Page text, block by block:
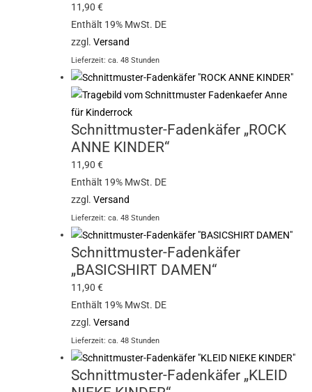
11,90€
Enthält 19% MwSt. DE
zzgl.Versand
Lieferzeit: ca. 48 Stunden
Schnittmuster-Fadenkäfer „ROCK
ANNE KINDER“
11,90€
Enthält 19% MwSt. DE
zzgl.Versand
Lieferzeit: ca. 48 Stunden
Schnittmuster-Fadenkäfer
„BASICSHIRT DAMEN“
11,90€
Enthält 19% MwSt. DE
zzgl.Versand
Lieferzeit: ca. 48 Stunden
Schnittmuster-Fadenkäfer „KLEID